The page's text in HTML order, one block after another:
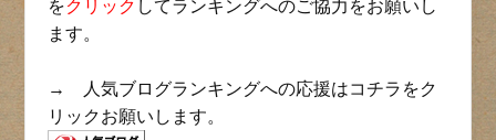
をクリック してランキングへのご協力をお願いし
ます。
→ 人気ブログランキングへの応援はコチラをク
リックお願いします。